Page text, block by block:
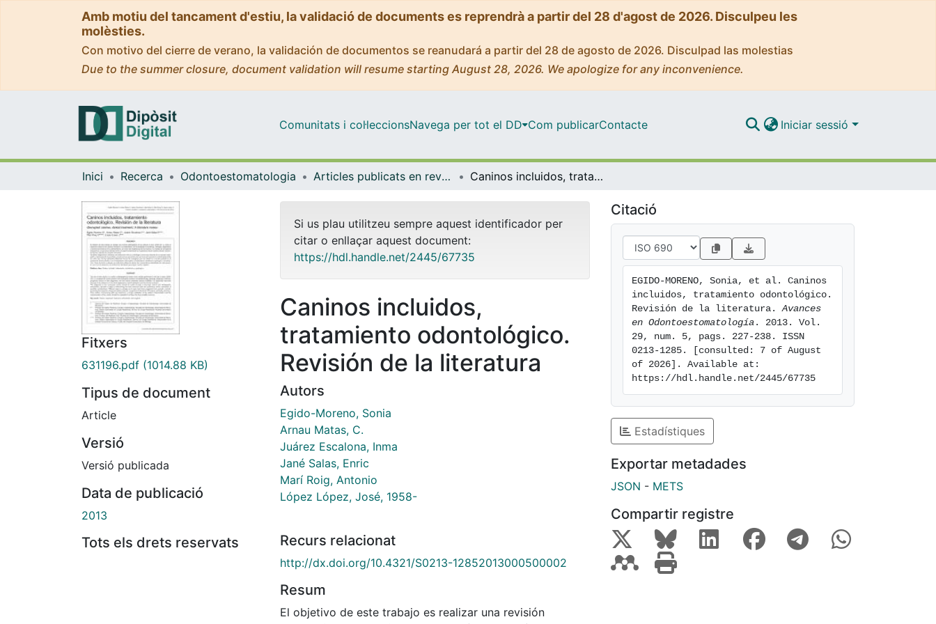
Amb motiu del tancament d'estiu, la validació de documents es reprendrà a partir del 28 d'agost de 2026. Disculpeu les
molèsties.
Con motivo del cierre de verano, la validación de documentos se reanudará a partir del 28 de agosto de 2026. Disculpad las molestias
Due to the summer closure, document validation will resume starting August 28, 2026. We apologize for any inconvenience.
Comunitats i col·leccionsNavega per tot el DD Com publicarContacte Iniciar sessió
Inici Recerca Odontoestomatologia Articles publicats en revistes (Odontoestomatologia) Caninos incluidos, tratamiento odontológico. Revisión de la literatura
Fitxers
631196.pdf (1014.88 KB)
Tipus de document
Article
Versió
Versió publicada
Data de publicació
2013
Tots els drets reservats
Si us plau utilitzeu sempre aquest identificador per
citar o enllaçar aquest document:
https://hdl.handle.net/2445/67735
Caninos incluidos,
tratamiento odontológico.
Revisión de la literatura
Autors
Egido-Moreno, Sonia
Arnau Matas, C.
Juárez Escalona, Inma
Jané Salas, Enric
Marí Roig, Antonio
López López, José, 1958-
Recurs relacionat
http://dx.doi.org/10.4321/S0213-12852013000500002
Resum
El objetivo de este trabajo es realizar una revisión
Citació
EGIDO-MORENO, Sonia, et al. Caninos
incluidos, tratamiento odontológico.
Revisión de la literatura. Avances
en Odontoestomatología . 2013. Vol.
29, num. 5, pags. 227-238. ISSN
0213-1285. [consulted: 7 of August
of 2026]. Available at:
https://hdl.handle.net/2445/67735
Estadístiques
Exportar metadades
JSON - METS
Compartir registre